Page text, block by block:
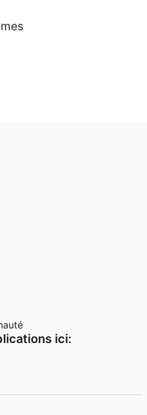
ici: